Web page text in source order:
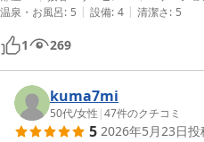
温泉・お風呂: 5 | 設備: 4 | 清潔さ: 5
1 269
kuma7mi
50代/女性 |47件のクチコミ
5 2026年5月23日投